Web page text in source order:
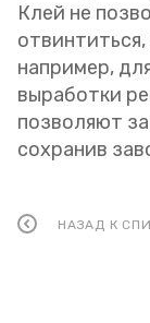
Клей не
например,
выработки
позволяют
сохранив
НАЗАД К